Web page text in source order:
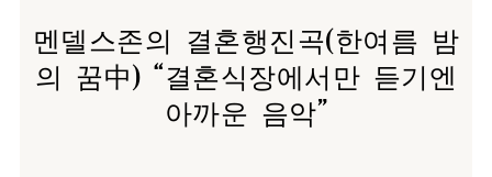
멘델스존의 결혼행진곡(한여름 밤
의 꿈中) “결혼식장에서만 듣기엔
아까운 음악”